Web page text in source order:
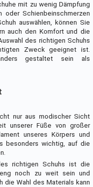
mit zu wenig Dämpfung
oder Schienbeinschmerzen
auswählen, können Sie
auch den Komfort und die
des richtigen Schuhs
Zweck geeignet ist.
gestaltet sein als
nur aus modischer Sicht
unserer Füße von großer
unseres Körpers und
besonders wichtig, auf die
richtigen Schuhs ist die
noch zu weit sein und
die Wahl des Materials kann